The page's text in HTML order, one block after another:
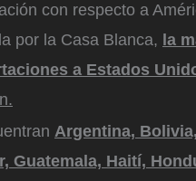
con respecto a
por la Casa Blanca, la
a Estados
Argentina,
Guatemala, Haití,